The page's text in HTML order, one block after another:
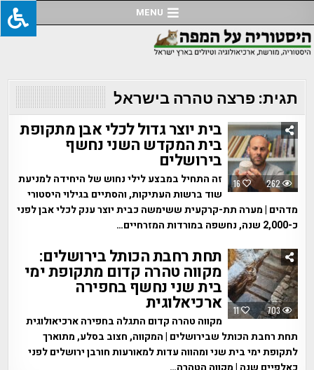
to
content
MENU
תגית:פרצה טהרה בישראל
16 262
בית יוצר גדול לכלי אבן מתקופת
בית המקדש השני נחשף
בירושלים
זה התחיל במבצע לילי נחוש של היחידה למניעת
שוד ברשות העתיקות, והסתיים בגילוי היסטורי
מדהים | מערה תת-קרקעית ששימשה כבית יוצר ענק לכלי אבן לפני
כ-2,000 שנה, נחשפה במורדות המזרחיים…
11 703
תחת רחבת הכותל בירושלים:
מקווה טהרה קדום מתקופת ימי
בית שני נחשף בחפירה
ארכיאלוגית
מקווה טהרה קדום התגלה בחפירה ארכיאולוגית
תחת רחבת הכותל שבירושלים | המקווה, חצוב בסלע, מתוארך
לתקופת ימי בית שני ומהווה עדות למאורעות חורבן ירושלים לפני